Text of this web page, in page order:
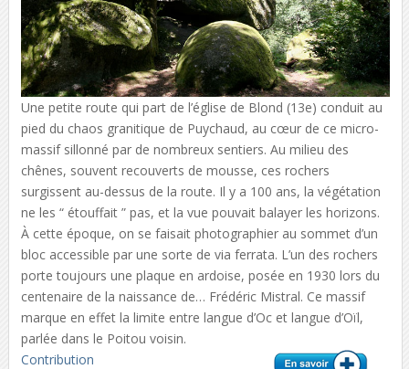
Une petite route qui part de l’église de Blond (13e) conduit au
pied du chaos granitique de Puychaud, au cœur de ce micro-
massif sillonné par de nombreux sentiers. Au milieu des
chênes, souvent recouverts de mousse, ces rochers
surgissent au-dessus de la route. Il y a 100 ans, la végétation
ne les “ étouffait ” pas, et la vue pouvait balayer les horizons.
À cette époque, on se faisait photographier au sommet d’un
bloc accessible par une sorte de via ferrata. L’un des rochers
porte toujours une plaque en ardoise, posée en 1930 lors du
centenaire de la naissance de… Frédéric Mistral. Ce massif
marque en effet la limite entre langue d’Oc et langue d’Oïl,
parlée dans le Poitou voisin.
Contribution